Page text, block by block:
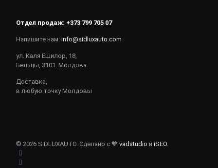
Отдел продаж: +373 799 705 07
Напишите нам: info@sidluxauto.com
ул. Каля Ешилор, 18,
Бельцы, 3101. Молдова
Доставка,
в любую точку Молдовы
© 2026 SIDLUXAUTO. Сделано с 🧡 vadstudio и iSEO.